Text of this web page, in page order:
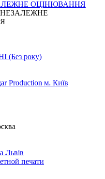
ОЦІНЮВАННЯ
(Без року)
Production м. Київ
Львів
печати